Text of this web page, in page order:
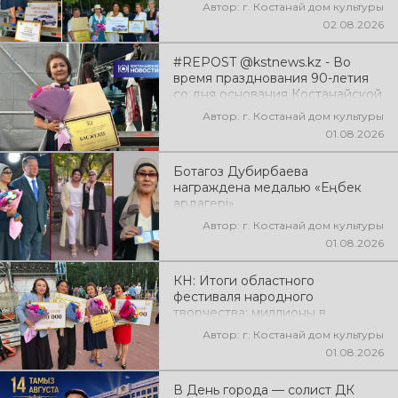
Автор: г. Костанай дом культуры
02.08.2026
#REPOST @kstnews.kz - Во
время празднования 90-летия
со дня основания Костанайской
области подвели итоги 38-го
фестиваля самодеятельного
Автор: г. Костанай дом культуры
01.08.2026
Ботагоз Дубирбаева
награждена медалью «Еңбек
ардагері»
Автор: г. Костанай дом культуры
01.08.2026
КН: Итоги областного
фестиваля народного
творчества: миллионы в
культуруАвтор: г. Костанай дом культуры
01.08.2026
В День города — солист ДК